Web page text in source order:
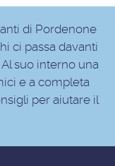
di Pordenone
ci passa davanti
suo interno una
e a completa
per aiutare il